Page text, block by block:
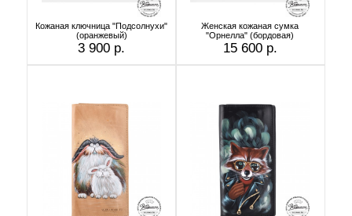
Кожаная ключница "Подсолнухи"
(оранжевый)
3 900 р.
Женская кожаная сумка
"Орнелла" (бордовая)
15 600 р.